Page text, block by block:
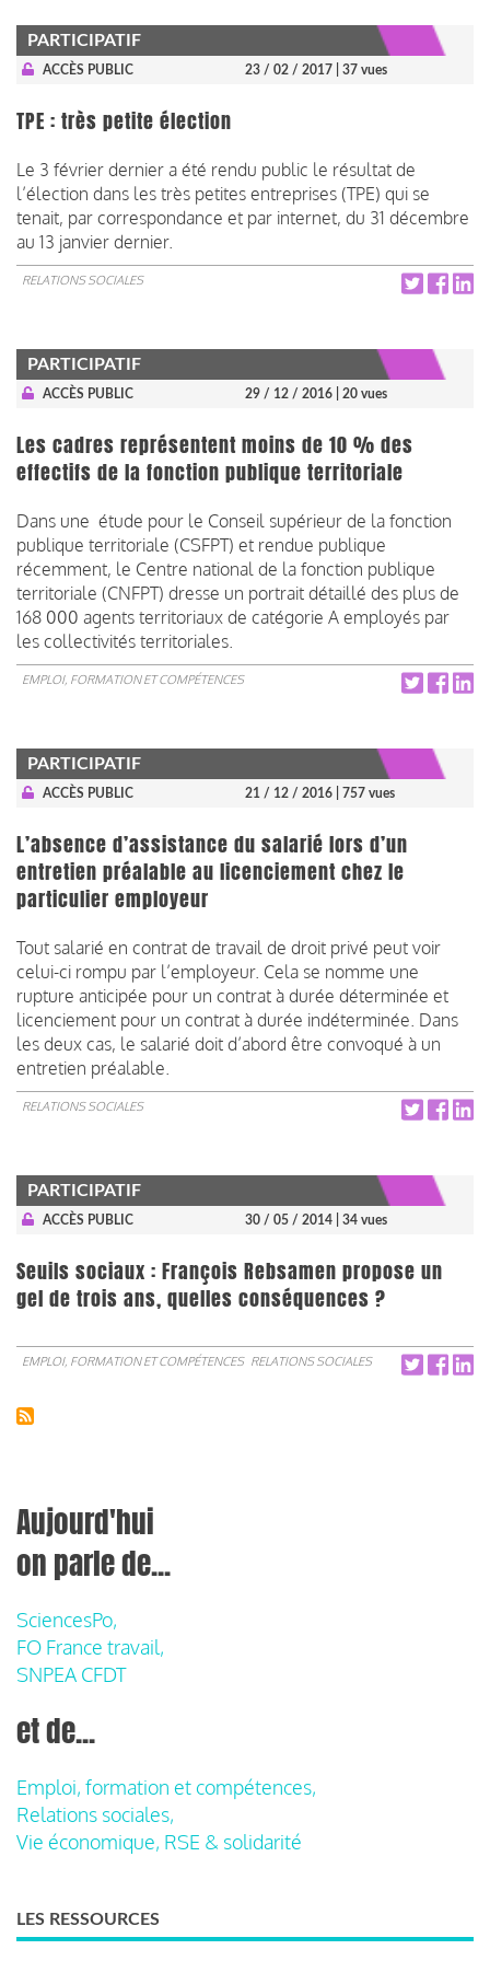
PARTICIPATIF
ACCÈS PUBLIC 23 / 02 / 2017 | 37 vues
TPE : très petite élection
Le 3 février dernier a été rendu public le résultat de
l’élection dans les très petites entreprises (TPE) qui se
tenait, par correspondance et par internet, du 31 décembre
au 13 janvier dernier.
RELATIONS SOCIALES
PARTICIPATIF
ACCÈS PUBLIC 29 / 12 / 2016 | 20 vues
Les cadres représentent moins de 10 % des
effectifs de la fonction publique territoriale
Dans une étude pour le Conseil supérieur de la fonction
publique territoriale (CSFPT) et rendue publique
récemment, le Centre national de la fonction publique
territoriale (CNFPT) dresse un portrait détaillé des plus de
168 000 agents territoriaux de catégorie A employés par
les collectivités territoriales.
EMPLOI, FORMATION ET COMPÉTENCES
PARTICIPATIF
ACCÈS PUBLIC 21 / 12 / 2016 | 757 vues
L’absence d’assistance du salarié lors d’un
entretien préalable au licenciement chez le
particulier employeur
Tout salarié en contrat de travail de droit privé peut voir
celui-ci rompu par l’employeur. Cela se nomme une
rupture anticipée pour un contrat à durée déterminée et
licenciement pour un contrat à durée indéterminée. Dans
les deux cas, le salarié doit d’abord être convoqué à un
entretien préalable.
RELATIONS SOCIALES
PARTICIPATIF
ACCÈS PUBLIC 30 / 05 / 2014 | 34 vues
Seuils sociaux : François Rebsamen propose un
gel de trois ans, quelles conséquences ?
EMPLOI, FORMATION ET COMPÉTENCES RELATIONS SOCIALES
Aujourd'hui
on parle de...
SciencesPo,
FO France travail,
SNPEA CFDT
et de...
Emploi, formation et compétences,
Relations sociales,
Vie économique, RSE & solidarité
LES RESSOURCES